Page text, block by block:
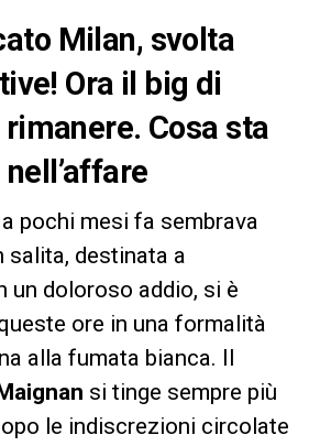
Milan, svolta
Ora il big di
Cosa sta
pochi mesi fa sembrava
salita, destinata a
un doloroso addio, si è
ore in una formalità
alla fumata bianca. Il
si tinge sempre più
le indiscrezioni circolate